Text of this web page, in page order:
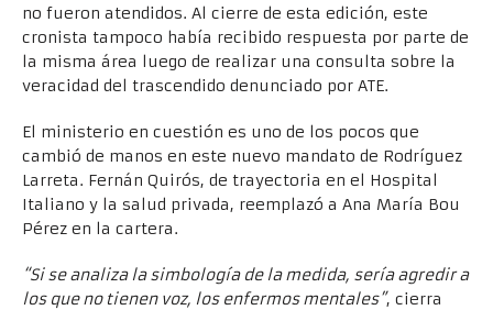
no fueron atendidos. Al cierre de esta edición, este
cronista tampoco había recibido respuesta por parte de
la misma área luego de realizar una consulta sobre la
veracidad del trascendido denunciado por ATE.
El ministerio en cuestión es uno de los pocos que
cambió de manos en este nuevo mandato de Rodríguez
Larreta. Fernán Quirós, de trayectoria en el Hospital
Italiano y la salud privada, reemplazó a Ana María Bou
Pérez en la cartera.
“Si se analiza la simbología de la medida, sería agredir a
los que no tienen voz, los enfermos mentales”, cierra